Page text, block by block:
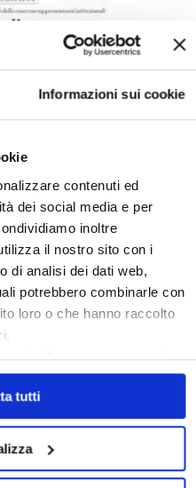
Informazioni sui cookie
contenuti ed
dei social media e per
inoltre
il nostro sito con i
di analisi dei dati web,
potrebbero combinarle con
loro o che hanno raccolto
sullaXverranno accettati
tutti